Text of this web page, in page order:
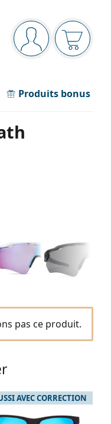
Barre de navigation
Vous êtesVotre
Produits bonus
pas ce produit.
AVEC CORRECTION